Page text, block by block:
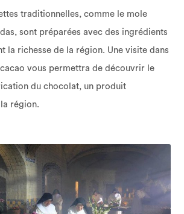
traditionnelles, comme le mole
sont préparées avec des ingrédients
la richesse de la région. Une visite dans
vous permettra de découvrir le
du chocolat, un produit
région.